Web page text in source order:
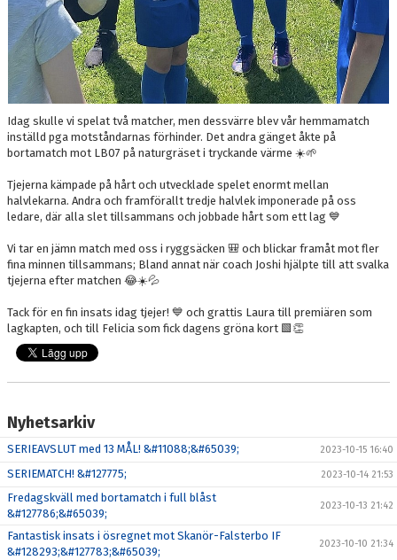
Idag skulle vi spelat två matcher, men dessvärre blev vår hemmamatch
inställd pga motståndarnas förhinder. Det andra gänget åkte på
bortamatch mot LB07 på naturgräset i tryckande värme ☀️🌱
Tjejerna kämpade på hårt och utvecklade spelet enormt mellan
halvlekarna. Andra och framförallt tredje halvlek imponerade på oss
ledare, där alla slet tillsammans och jobbade hårt som ett lag 💙
Vi tar en jämn match med oss i ryggsäcken 🎒 och blickar framåt mot fler
fina minnen tillsammans; Bland annat när coach Joshi hjälpte till att svalka
tjejerna efter matchen 😂☀️💦
Tack för en fin insats idag tjejer! 💙 och grattis Laura till premiären som
lagkapten, och till Felicia som fick dagens gröna kort 🟩👏
Nyhetsarkiv
SERIEAVSLUT med 13 MÅL! &#11088;&#65039; 2023-10-15 16:40
SERIEMATCH! &#127775; 2023-10-14 21:53
Fredagskväll med bortamatch i full blåst
&#127786;&#65039;
2023-10-13 21:42
Fantastisk insats i ösregnet mot Skanör-Falsterbo IF
&#128293;&#127783;&#65039;
2023-10-10 21:34